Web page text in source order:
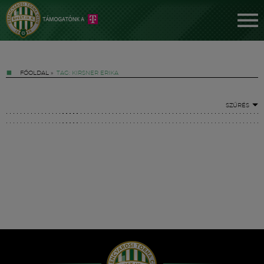
FŐOLDAL » TAG: KIRSNER ERIKA
SZŰRÉS
Hírek